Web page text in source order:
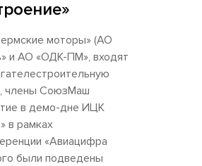
моторы» (АО
и АО «ОДК-ПМ», входят
члены СоюзМаш
в демо-дне ИЦК
в рамках
«Авиацифра
были подведены